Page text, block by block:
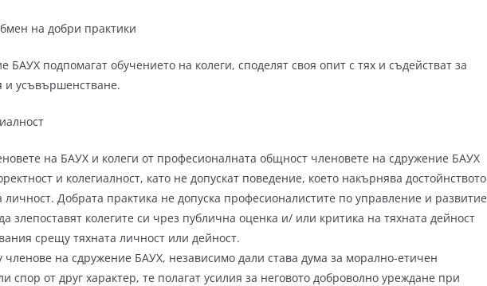
на добри практики
БАУХ подпомагат обучението на колеги, споделят своя опит с тях и съдействат за
и усъвършенстване.
на БАУХ и колеги от професионалната общност членовете на сдружение БАУХ
и колегиалност, като не допускат поведение, което накърнява достойнството
личност. Добрата практика не допуска професионалистите по управление и развитие
злепоставят колегите си чрез публична оценка и/ или критика на тяхната дейност
срещу тяхната личност или дейност.
членове на сдружение БАУХ, независимо дали става дума за морално-етичен
спор от друг характер, те полагат усилия за неговото доброволно уреждане при